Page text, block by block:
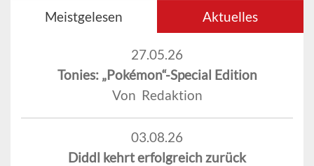
Meistgelesen Aktuelles
27.05.26
Tonies: „Pokémon“-Special Edition
Von Redaktion
03.08.26
Diddl kehrt erfolgreich zurück